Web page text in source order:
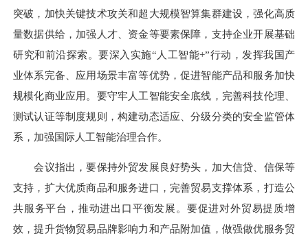
突破，加快关键技术攻关和超大规模智算集群建设，强化高质
量数据供给，加强人才、资金等要素保障，支持企业开展基础
研究和前沿探索。要深入实施“人工智能+”行动，发挥我国产
业体系完备、应用场景丰富等优势，促进智能产品和服务加快
规模化商业应用。要守牢人工智能安全底线，完善科技伦理、
测试认证等制度规则，构建动态适应、分级分类的安全监管体
系，加强国际人工智能治理合作。
会议指出，要保持外贸发展良好势头，加大信贷、信保等
支持，扩大优质商品和服务进口，完善贸易支撑体系，打造公
共服务平台，推动进出口平衡发展。要促进对外贸易提质增
效，提升货物贸易品牌影响力和产品附加值，做强做优服务贸